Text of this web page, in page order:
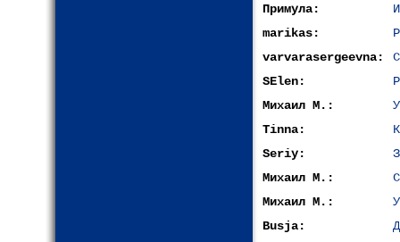
Примула:
marikas:
varvarasergeevna:
SElen:
Михаил М.:
Tinna:
Seriy:
Михаил М.:
Михаил М.:
Busja: